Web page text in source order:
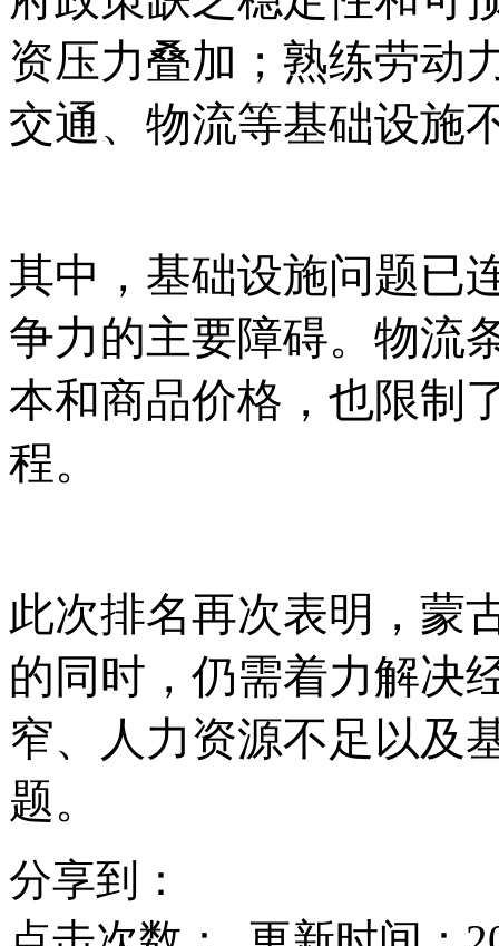
资压力叠加；熟练劳动
交通、物流等基础设施
其中，基础设施问题已
争力的主要障碍。物流
本和商品价格，也限制
程。
此次排名再次表明，蒙
的同时，仍需着力解决
窄、人力资源不足以及
题。
分享到：